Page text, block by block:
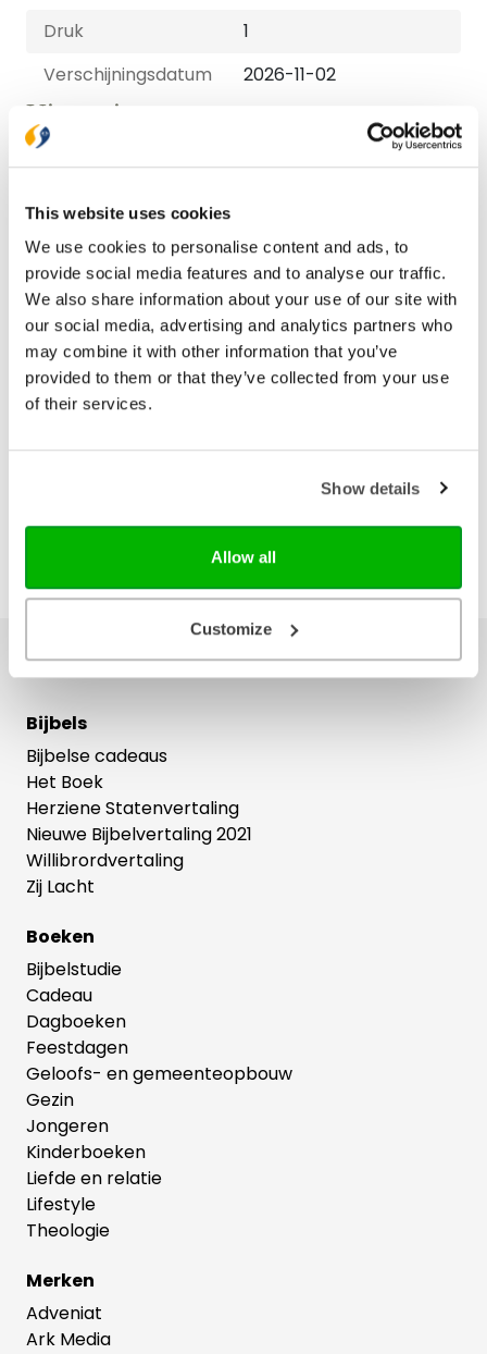
This website uses cookies
We use cookies to personalise content and ads, to
provide social media features and to analyse our traffic.
We also share information about your use of our site with
our social media, advertising and analytics partners who
may combine it with other information that you’ve
provided to them or that they’ve collected from your use
of their services.
Show details
Allow all
Customize
Druk
1
Verschijningsdatum
2026-11-02
Uitvoeringen
E-book
Paperback
€ 24,99
Bezorging binnen 1–2 werkdagen
Gratis verzending vanaf € 20,-
Ons hele assortiment
Bijbels
Bijbelse cadeaus
Het Boek
Herziene Statenvertaling
Nieuwe Bijbelvertaling 2021
Willibrordvertaling
Zij Lacht
Boeken
Bijbelstudie
Cadeau
Dagboeken
Feestdagen
Geloofs- en gemeenteopbouw
Gezin
Jongeren
Kinderboeken
Liefde en relatie
Lifestyle
Theologie
Merken
Adveniat
Ark Media